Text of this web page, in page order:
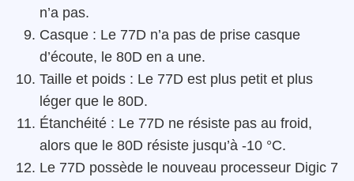
n’a pas.
Casque : Le 77D n’a pas de prise casque
d’écoute, le 80D en a une.
Taille et poids : Le 77D est plus petit et plus
léger que le 80D.
Étanchéité : Le 77D ne résiste pas au froid,
alors que le 80D résiste jusqu’à -10 °C.
Le 77D possède le nouveau processeur Digic 7